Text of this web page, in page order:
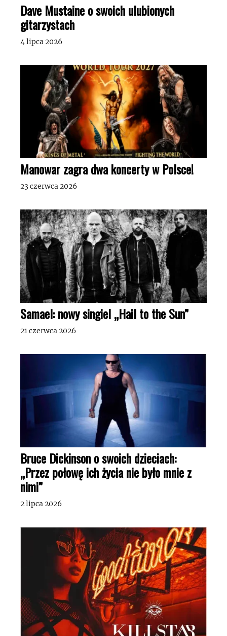
Dave Mustaine o swoich ulubionych
gitarzystach
4 lipca 2026
Manowar zagra dwa koncerty w Polsce!
23 czerwca 2026
Samael: nowy singiel „Hail to the Sun”
21 czerwca 2026
Bruce Dickinson o swoich dzieciach:
„Przez połowę ich życia nie było mnie z
nimi”
2 lipca 2026